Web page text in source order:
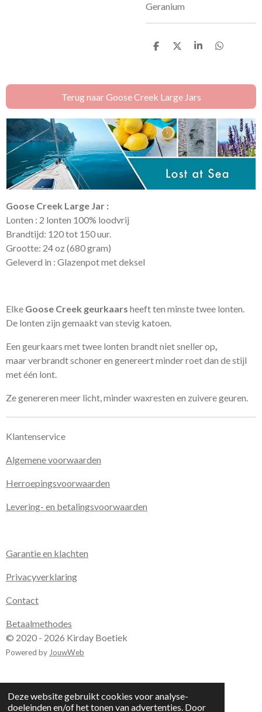
Deze website gebruikt cookies voor analyse-
doeleinden en/of het tonen van advertenties. Door
Geranium
D
n
D
S
e
D
n
Terug naar Goose Creek Large Jars
Goose Creek Large Jar :
Lonten : 2 lonten 100% loodvrij
Brandtijd: 120 tot 150 uur.
Grootte: 24 oz (680 gram)
Geleverd in : Glazenpot met deksel
Elke Goose Creek geurkaars heeft ten minste twee lonten.
De lonten zijn gemaakt van stevig katoen.
Een geurkaars met twee lonten brandt niet sneller op
maar verbrandt schoner en genereert minder roet dan de stijl
met één lont.
Ze genereren meer licht, minder waxresten en zuivere geuren.
Klantenservice
Algemene voorwaarden
Herroepingsvoorwaarden
Levering- en betalingsvoorwaarden
Garantie en klachten
Privacyverklaring
Contact
Betaalmethodes
© 2020 - 2026 Kirday Boetiek
Powered by JouwWeb